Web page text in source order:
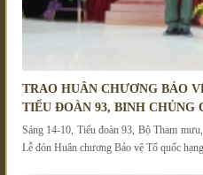
TRAO HUÂN CHƯƠNG BẢO
TIỂU ĐOÀN 93, BINH CHỦNG
Sáng 14-10, Tiểu đoàn 93, Bộ Tham
Lễ đón Huân chương Bảo vệ Tổ quốc hạng